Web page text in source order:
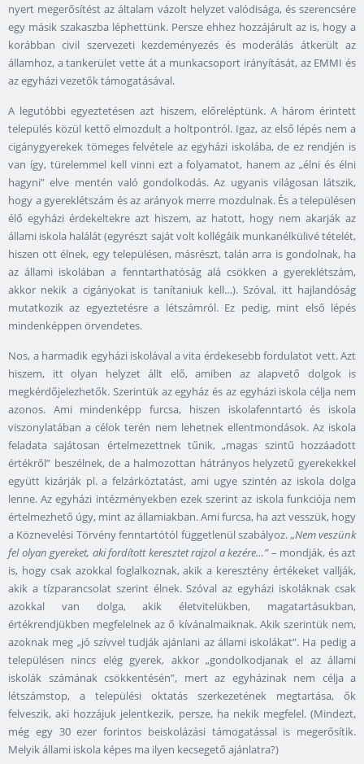
nyert megerősítést az általam vázolt helyzet valódisága, és szerencsére
egy másik szakaszba léphettünk. Persze ehhez hozzájárult az is, hogy a
korábban civil szervezeti kezdeményezés és moderálás átkerült az
államhoz, a tankerület vette át a munkacsoport irányítását, az EMMI és
az egyházi vezetők támogatásával.
A legutóbbi egyeztetésen azt hiszem, előreléptünk. A három érintett
település közül kettő elmozdult a holtpontról. Igaz, az első lépés nem a
cigánygyerekek tömeges felvétele az egyházi iskolába, de ez rendjén is
van így, türelemmel kell vinni ezt a folyamatot, hanem az „élni és élni
hagyni” elve mentén való gondolkodás. Az ugyanis világosan látszik,
hogy a gyereklétszám és az arányok merre mozdulnak. És a településen
élő egyházi érdekeltekre azt hiszem, az hatott, hogy nem akarják az
állami iskola halálát (egyrészt saját volt kollégáik munkanélkülivé tételét,
hiszen ott élnek, egy településen, másrészt, talán arra is gondolnak, ha
az állami iskolában a fenntarthatóság alá csökken a gyereklétszám,
akkor nekik a cigányokat is tanítaniuk kell…). Szóval, itt hajlandóság
mutatkozik az egyeztetésre a létszámról. Ez pedig, mint első lépés
mindenképpen örvendetes.
Nos, a harmadik egyházi iskolával a vita érdekesebb fordulatot vett. Azt
hiszem, itt olyan helyzet állt elő, amiben az alapvető dolgok is
megkérdőjelezhetők. Szerintük az egyház és az egyházi iskola célja nem
azonos. Ami mindenképp furcsa, hiszen iskolafenntartó és iskola
viszonylatában a célok terén nem lehetnek ellentmondások. Az iskola
feladata sajátosan értelmezettnek tűnik, „magas szintű hozzáadott
értékről” beszélnek, de a halmozottan hátrányos helyzetű gyerekekkel
együtt kizárják pl. a felzárkóztatást, ami ugye szintén az iskola dolga
lenne. Az egyházi intézményekben ezek szerint az iskola funkciója nem
értelmezhető úgy, mint az államiakban. Ami furcsa, ha azt vesszük, hogy
a Köznevelési Törvény fenntartótól függetlenül szabályoz. „Nem veszünk
fel olyan gyereket, aki fordított keresztet rajzol a kezére…”– mondják, és azt
is, hogy csak azokkal foglalkoznak, akik a keresztény értékeket vallják,
akik a tízparancsolat szerint élnek. Szóval az egyházi iskoláknak csak
azokkal van dolga, akik életvitelükben, magatartásukban,
értékrendjükben megfelelnek az ő kívánalmaiknak. Akik szerintük nem,
azoknak meg „jó szívvel tudják ajánlani az állami iskolákat”. Ha pedig a
településen nincs elég gyerek, akkor „gondolkodjanak el az állami
iskolák számának csökkentésén”, mert az egyházinak nem célja a
létszámstop, a települési oktatás szerkezetének megtartása, ők
felveszik, aki hozzájuk jelentkezik, persze, ha nekik megfelel. (Mindezt,
még egy 30 ezer forintos beiskolázási támogatással is megerősítik.
Melyik állami iskola képes ma ilyen kecsegető ajánlatra?)